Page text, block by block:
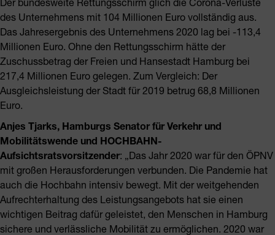
des Unternehmens mit 104 Millionen Euro vollständig aus.
Das Jahresergebnis des Unternehmens 2020 lag bei -113,4
Millionen Euro. Ohne den Rettungsschirm hätte der
Zuschussbetrag der Freien und Hansestadt Hamburg bei
217,4 Millionen Euro gelegen. Zum Vergleich: Der
Ausgleichsleistung der Stadt für 2019 betrug 68,8 Millionen
Euro.
Anjes Tjarks, Hamburgs Senator für Verkehr und
Mobilitätswende und HOCHBAHN-
Aufsichtsratsvorsitzender: „Das Jahr 2020 war für den ÖPNV
mit großen Herausforderungen verbunden. Die Pandemie hat
auch die Hochbahn intensiv bewegt. Mit der weitgehenden
Aufrechterhaltung des Leistungsangebots hat sie einen
wichtigen Beitrag dafür geleistet, den Menschen in Hamburg
sichere und verlässliche Mobilität zu ermöglichen. 2020 war